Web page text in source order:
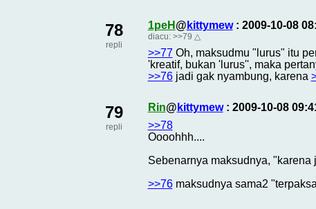
78
repli
1peH @ kittymew: 2009-10-08
diacu: >>79 △
>>77 Oh, maksudmu "lurus" itu
'kreatif, bukan 'lurus'', maka
>>76jadi gak nyambung, karena
79
repli
Rin@ kittymew: 2009-10-08
>>78
Oooohhh....
Sebenarnya maksudnya,
>>76maksudnya sama2